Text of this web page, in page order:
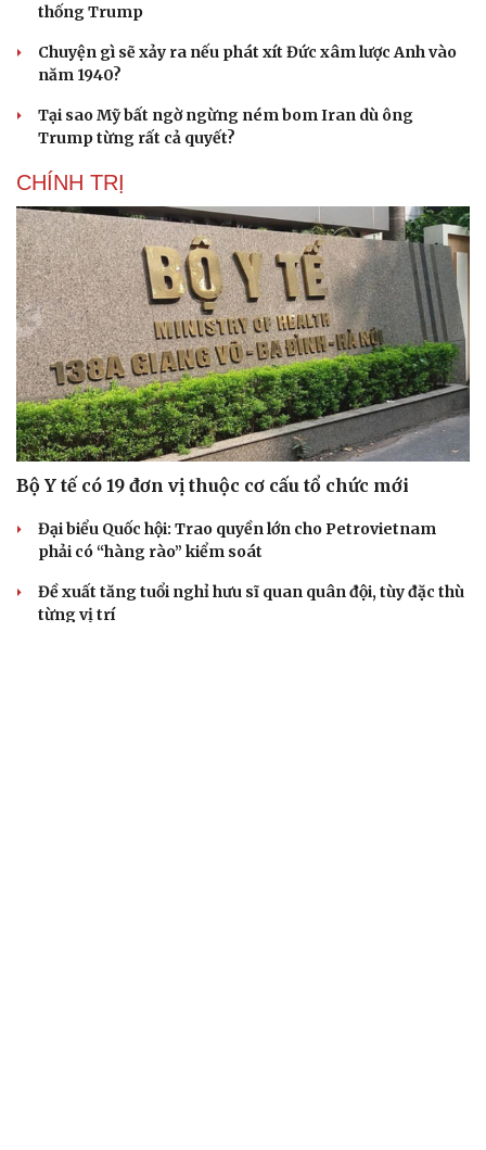
thống Trump
Chuyện gì sẽ xảy ra nếu phát xít Đức xâm lược Anh vào
năm 1940?
Tại sao Mỹ bất ngờ ngừng ném bom Iran dù ông
Trump từng rất cả quyết?
CHÍNH TRỊ
Bộ Y tế có 19 đơn vị thuộc cơ cấu tổ chức mới
Đại biểu Quốc hội: Trao quyền lớn cho Petrovietnam
phải có “hàng rào” kiểm soát
Đề xuất tăng tuổi nghỉ hưu sĩ quan quân đội, tùy đặc thù
từng vị trí